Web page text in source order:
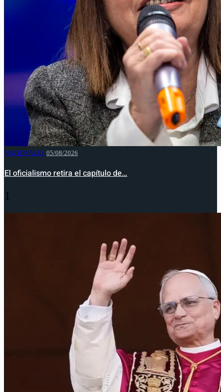
NACIONALES 05/08/2026
El oficialismo retira el capítulo de…
1